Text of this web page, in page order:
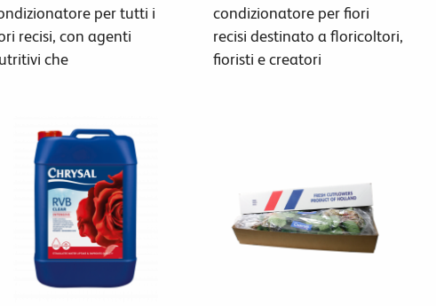
per tutti i
recisi, con agenti
che
condizionatore per fiori
recisi destinato a floricoltori,
fioristi e creatori